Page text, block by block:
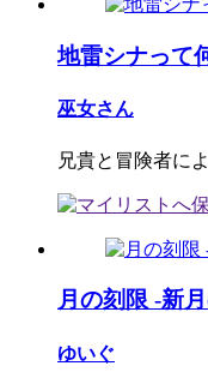
地雷シナって
巫女さん
兄貴と冒険者に
月の刻限 -新
ゆいぐ